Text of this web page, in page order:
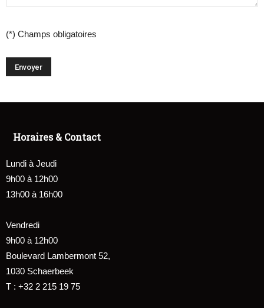
(*) Champs obligatoires
Horaires & Contact
Lundi à Jeudi
9h00 à 12h00
13h00 à 16h00
Vendredi
9h00 à 12h00
Boulevard Lambermont 52,
1030 Schaerbeek
T : +32 2 215 19 75